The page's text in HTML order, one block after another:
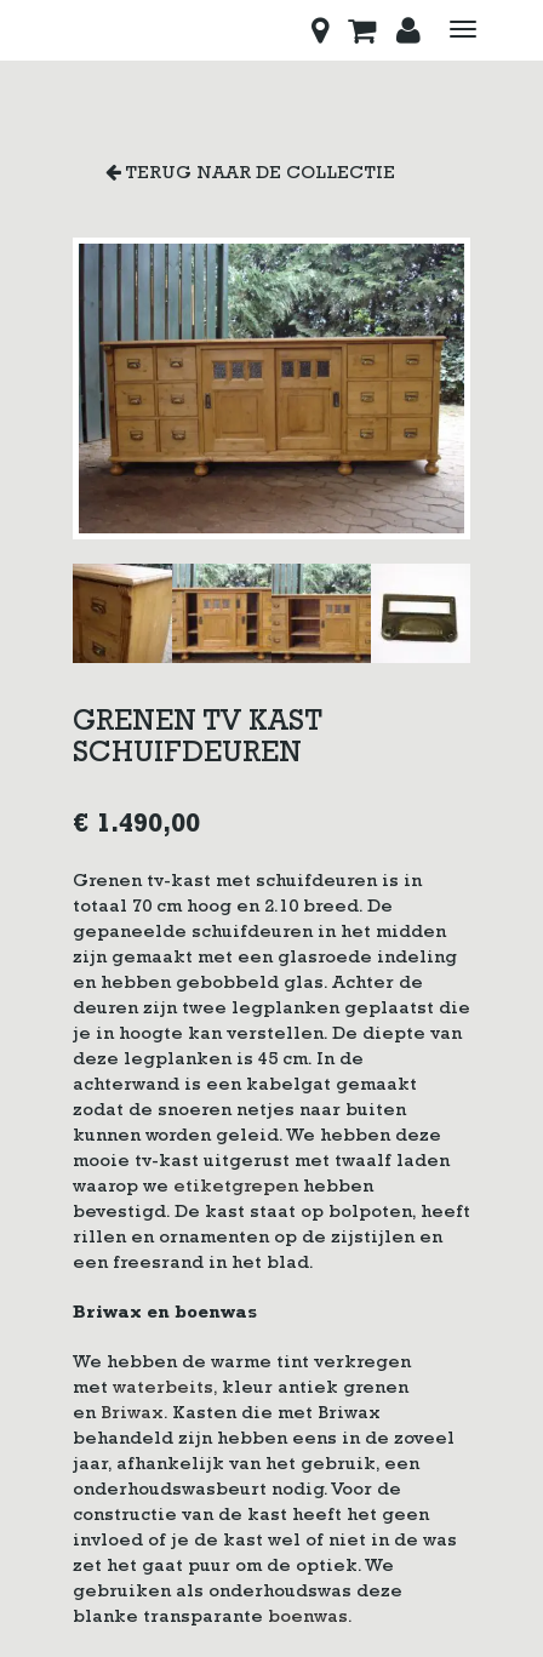
Toggle
TERUG NAAR DE COLLECTIE
GRENEN TV KAST
SCHUIFDEUREN
€ 1.490,00
Grenen tv-kast met schuifdeuren is in
totaal 70 cm hoog en 2.10 breed. De
gepaneelde schuifdeuren in het midden
zijn gemaakt met een glasroede indeling
en hebben gebobbeld glas. Achter de
deuren zijn twee legplanken geplaatst die
je in hoogte kan verstellen. De diepte van
deze legplanken is 45 cm. In de
achterwand is een kabelgat gemaakt
zodat de snoeren netjes naar buiten
kunnen worden geleid. We hebben deze
mooie tv-kast uitgerust met twaalf laden
waarop we etiketgrepenhebben
bevestigd. De kast staat op bolpoten, heeft
rillen en ornamenten op de zijstijlen en
een freesrand in het blad.
Briwax en boenwas
We hebben de warme tint verkregen
met waterbeits, kleur antiek grenen
en Briwax. Kasten die met Briwax
behandeld zijn hebben eens in de zoveel
jaar, afhankelijk van het gebruik, een
onderhoudswasbeurt nodig. Voor de
constructie van de kast heeft het geen
invloed of je de kast wel of niet in de was
zet het gaat puur om de optiek. We
gebruiken als onderhoudswas deze
blanke transparante boenwas.